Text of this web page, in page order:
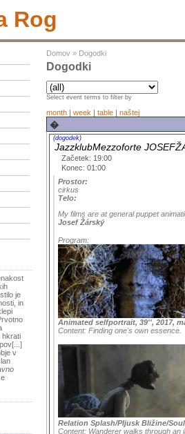
Rog
je
in
hkrati
v
Domov » Dogodki
Dogodki
Select event terms to filter by
month | week | table | naštej
�
(dogodek)
JazzklubMezzoforte
Začetek: 19:00
Konec: 01:00
Prostor:
cirkus
Telo:
My films are at general puppet
Josef Žárský
Program:
Animated selfportrait, 39'', 2017,
Content: Finding one's own essence.
Relation Splash/Pljusk Bližine/
Content: Wanderer walks through an